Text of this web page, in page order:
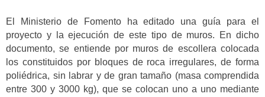
El Ministerio de Fomento ha editado una guía para el
proyecto y la ejecución de este tipo de muros. En dicho
documento, se entiende por muros de escollera colocada
los constituidos por bloques de roca irregulares, de forma
poliédrica, sin labrar y de gran tamaño (masa comprendida
entre 300 y 3000 kg), que se colocan uno a uno mediante